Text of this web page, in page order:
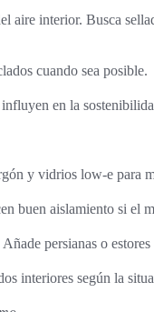
aire interior. Busca
cuando sea posible.
en la
y vidrios low-e para
buen aislamiento si el
persianas o
interiores según la